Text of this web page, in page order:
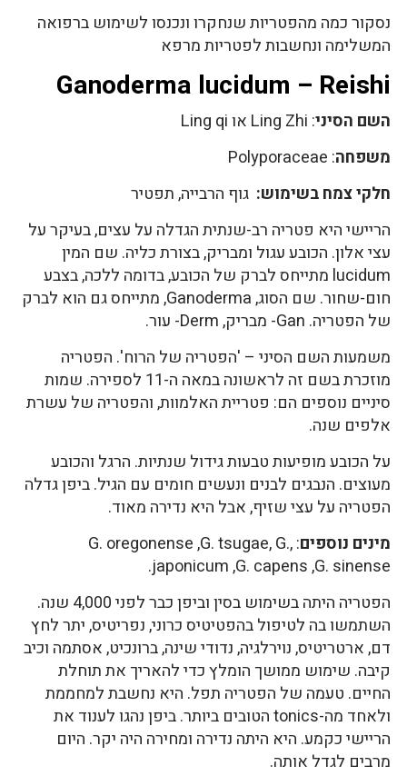
נסקור כמה מהפטריות שנחקרו ונכנסו לשימוש ברפואה
המשלימה ונחשבות לפטריות מרפא
Ganoderma lucidum – Reishi
השם הסיני: Ling Zhi או Ling qi
משפחה: Polyporaceae
חלקי צמח בשימוש: גוף הרבייה, תפטיר
הריישי היא פטריה רב-שנתית הגדלה על עצים, בעיקר על
עצי אלון. הכובע עגול ומבריק, בצורת כליה. שם המין
lucidum מתייחס לברק של הכובע, בדומה ללכה, בצבע
חום-שחור. שם הסוג, Ganoderma, מתייחס גם הוא לברק
של הפטריה. Gan- מבריק, Derm- עור.
משמעות השם הסיני – 'הפטריה של הרוח'. הפטריה
מוזכרת בשם זה לראשונה במאה ה-11 לספירה. שמות
סיניים נוספים הם: פטריית האלמוות, והפטריה של עשרת
אלפים שנה.
על הכובע מופיעות טבעות גידול שנתיות. הרגל והכובע
מעוצים. הנבגים לבנים ונעשים חומים עם הגיל. ביפן גדלה
הפטריה על עצי שזיף, אבל היא נדירה מאוד.
מינים נוספים : ,G. oregonense ,G. tsugae, G.
japonicum ,G. capens ,G. sinense.
הפטריה היתה בשימוש בסין וביפן כבר לפני 4,000 שנה.
השתמשו בה לטיפול בהפטיטיס כרוני, נפריטיס, יתר לחץ
דם, ארטריטיס, נוירלגיה, נדודי שינה, ברונכיט, אסתמה וכיב
קיבה. שימוש ממושך הומלץ כדי להאריך את תוחלת
החיים. טעמה של הפטריה תפל. היא נחשבת למחממת
ולאחד מה-tonics הטובים ביותר. ביפן נהגו לענוד את
הריישי כקמע. היא היתה נדירה ומחירה היה יקר. היום
מרבים לגדל אותה.